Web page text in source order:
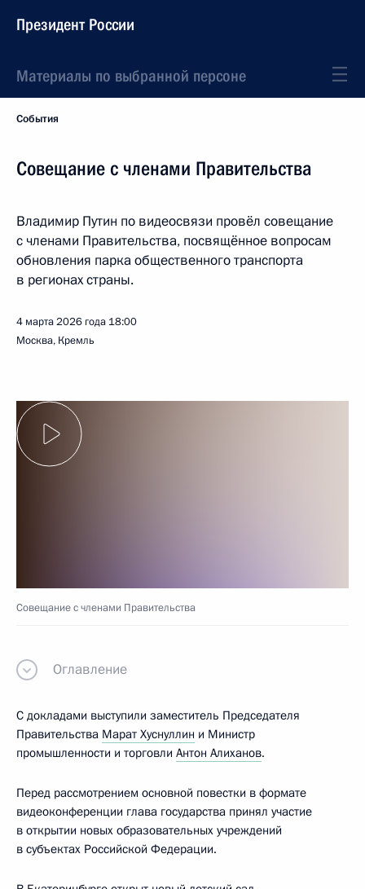
Президент России
Материалы по выбранной персоне
События
Совещание с членами Правительства
Владимир Путин по видеосвязи провёл совещание
с членами Правительства, посвящённое вопросам
обновления парка общественного транспорта
в регионах страны.
4 марта 2026 года 18:00
Москва, Кремль
Совещание с членами Правительства
Оглавление
С докладами выступили заместитель Председателя
Правительства Марат Хуснуллин и Министр
промышленности и торговли Антон Алиханов.
Перед рассмотрением основной повестки в формате
видеоконференции глава государства принял участие
в открытии новых образовательных учреждений
в субъектах Российской Федерации.